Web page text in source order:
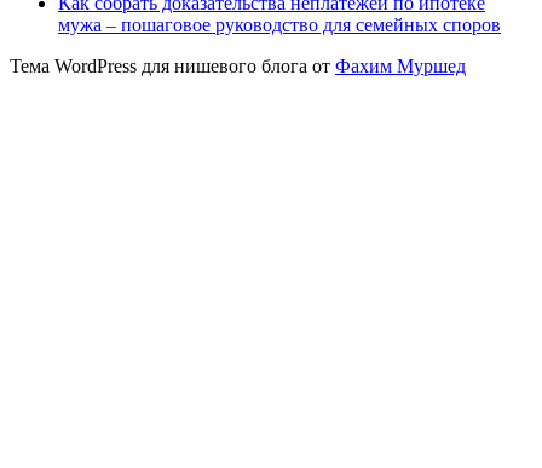
мужа – пошаговое руководство для семейных споров
Тема WordPress для нишевого блога от Фахим Муршед